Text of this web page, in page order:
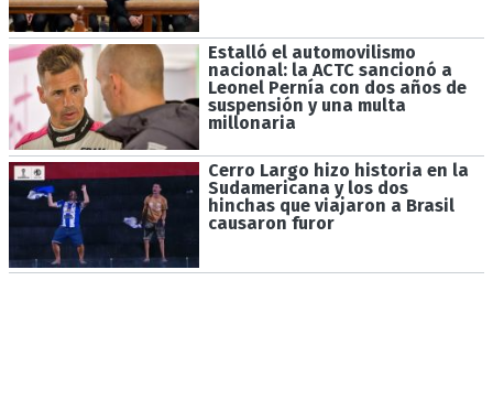
Estalló el automovilismo
nacional: la ACTC sancionó a
Leonel Pernía con dos años de
suspensión y una multa
millonaria
Cerro Largo hizo historia en la
Sudamericana y los dos
hinchas que viajaron a Brasil
causaron furor